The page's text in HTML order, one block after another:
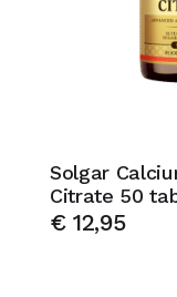
Solgar
Citrate 50
€12,95